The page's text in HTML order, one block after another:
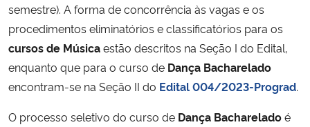
semestre). A forma de concorrência às vagas e os
procedimentos eliminatórios e classificatórios para os
cursos de Músicaestão descritos na Seção I do Edital,
enquanto que para o curso de Dança Bacharelado
encontram-se na Seção II do Edital 004/2023-Prograd.
O processo seletivo do curso de Dança Bachareladoé